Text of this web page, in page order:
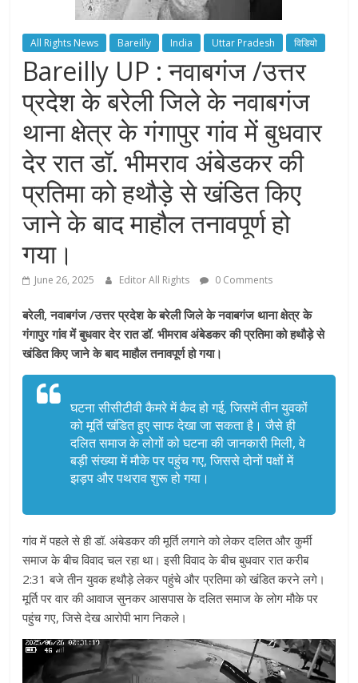
All Rights News Bareilly India Uttar Pradesh विडियो
Bareilly UP : नवाबगंज /उत्तर
प्रदेश के बरेली जिले के नवाबगंज
थाना क्षेत्र के गंगापुर गांव में बुधवार
देर रात डॉ. भीमराव अंबेडकर की
प्रतिमा को हथौड़े से खंडित किए
जाने के बाद माहौल तनावपूर्ण हो
गया।
June 26, 2025 Editor All Rights 0 Comments
बरेली, नवाबगंज /उत्तर प्रदेश के बरेली जिले के नवाबगंज थाना क्षेत्र के
गंगापुर गांव में बुधवार देर रात डॉ. भीमराव अंबेडकर की प्रतिमा को हथौड़े से
खंडित किए जाने के बाद माहौल तनावपूर्ण हो गया।
घटना सीसीटीवी कैमरे में कैद हो गई, जिसमें तीन युवकों
को मूर्ति खंडित हुए साफ देखा जा सकता है। जैसे ही
दलित समाज के लोगों को घटना की जानकारी मिली, वे
बड़ी संख्या में मौके पर पहुंच गए, जिससे दोनों पक्षों में
झड़प और पथराव शुरू हो गया।
गांव में पहले से ही डॉ. अंबेडकर की मूर्ति लगाने को लेकर दलित और कुर्मी
समाज के बीच विवाद चल रहा था। इसी विवाद के बीच बुधवार रात करीब
2:31 बजे तीन युवक हथौड़े लेकर पहुंचे और प्रतिमा को खंडित करने लगे।
मूर्ति पर वार की आवाज सुनकर आसपास के दलित समाज के लोग मौके पर
पहुंच गए, जिसे देख आरोपी भाग निकले।
Video
Player